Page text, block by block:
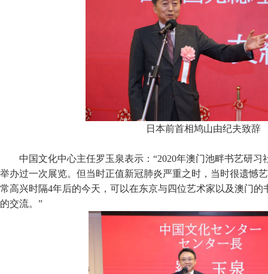
日本前首相鸠山由纪夫致辞
中国文化中心主任罗玉泉表示：“2020年澳门池畔书艺研
举办过一次展览。但当时正值新冠肺炎严重之时，当时很遗憾
常高兴时隔4年后的今天，可以在东京与四位艺术家以及澳门
的交流。”